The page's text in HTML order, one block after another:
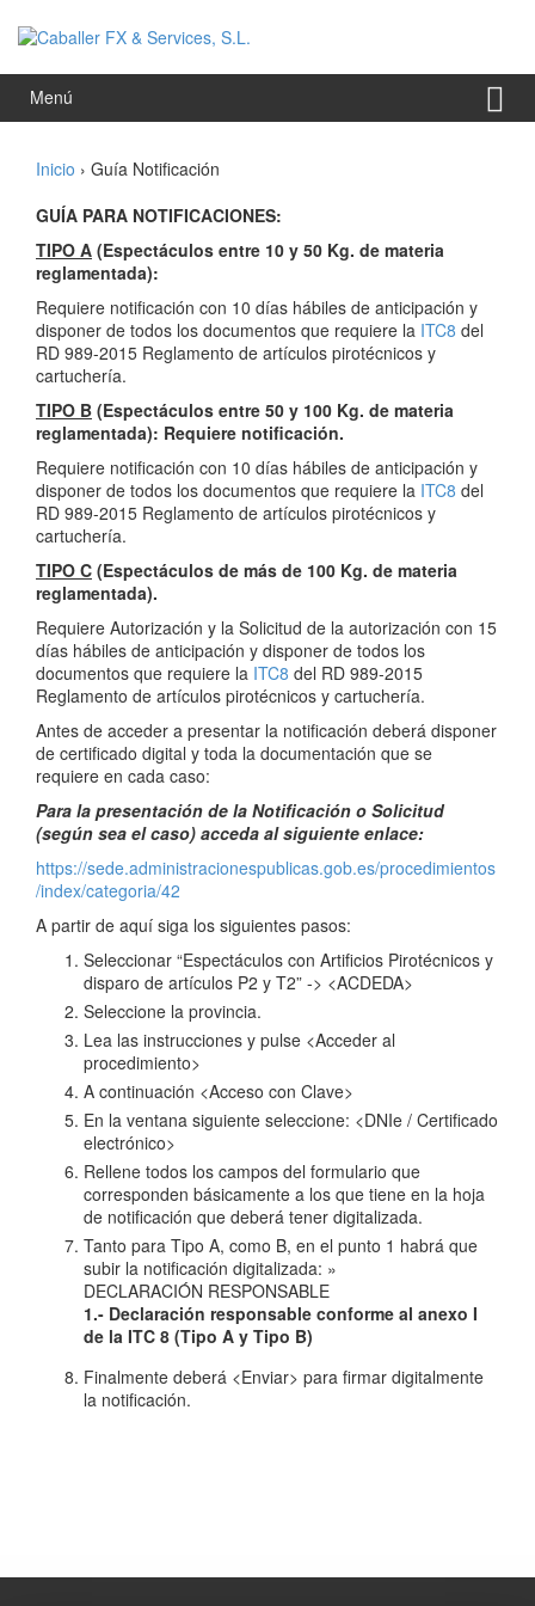
principal
Menú
Inicio › Guía Notificación
GUÍA PARA NOTIFICACIONES:
TIPO A (Espectáculos entre 10 y 50 Kg. de materia
reglamentada):
Requiere notificación con 10 días hábiles de anticipación y
disponer de todos los documentos que requiere la ITC8 del
RD 989-2015 Reglamento de artículos pirotécnicos y
cartuchería.
TIPO B (Espectáculos entre 50 y 100 Kg. de materia
reglamentada): Requiere notificación.
Requiere notificación con 10 días hábiles de anticipación y
disponer de todos los documentos que requiere la ITC8 del
RD 989-2015 Reglamento de artículos pirotécnicos y
cartuchería.
TIPO C (Espectáculos de más de 100 Kg. de materia
reglamentada).
Requiere Autorización y la Solicitud de la autorización con 15
días hábiles de anticipación y disponer de todos los
documentos que requiere la ITC8 del RD 989-2015
Reglamento de artículos pirotécnicos y cartuchería.
Antes de acceder a presentar la notificación deberá disponer
de certificado digital y toda la documentación que se
requiere en cada caso:
Para la presentación de la Notificación o Solicitud
(según sea el caso) acceda al siguiente enlace:
https://sede.administracionespublicas.gob.es/procedimientos
/index/categoria/42
A partir de aquí siga los siguientes pasos:
Seleccionar “Espectáculos con Artificios Pirotécnicos y
disparo de artículos P2 y T2” -> <ACDEDA>
Seleccione la provincia.
Lea las instrucciones y pulse <Acceder al
procedimiento>
A continuación <Acceso con Clave>
En la ventana siguiente seleccione: <DNIe / Certificado
electrónico>
Rellene todos los campos del formulario que
corresponden básicamente a los que tiene en la hoja
de notificación que deberá tener digitalizada.
Tanto para Tipo A, como B, en el punto 1 habrá que
subir la notificación digitalizada: »
DECLARACIÓN RESPONSABLE
1.- Declaración responsable conforme al anexo I
de la ITC 8 (Tipo A y Tipo B)
Finalmente deberá <Enviar> para firmar digitalmente
la notificación.